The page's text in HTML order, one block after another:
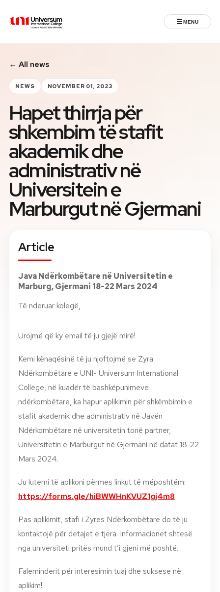
Universum University ☰MENU
MENU
Home
Admissions
Programs
Student Life
International
Powered by ASU
About
Contact
LANGUAGE
SIGN IN
UMS Staff
LMS Canvas
← All news
NEWS NOVEMBER 01, 2023
Hapet thirrja për
shkembim të stafit
akademik dhe
administrativ në
Universitein e
Marburgut në Gjermani
Article
Java Ndërkombëtare në Universitetin e
Marburg, Gjermani 18-22 Mars 2024
Të nderuar kolegë,
Urojmë që ky email të ju gjejë mirë!
Kemi kënaqësinë të ju njoftojmë se Zyra
Ndërkombëtare e UNI- Universum International
College, në kuadër të bashkëpunimeve
ndërkombëtare, ka hapur aplikimin për shkëmbimin e
stafit akademik dhe administrativ në Javën
Ndërkombëtare në universitetin tonë partner,
Universitetin e Marburgut në Gjermani në datat 18-22
Mars 2024.
Ju lutemi të aplikoni përmes linkut të mëposhtëm:
https://forms.gle/hiBWWHnKVUZ1gj4m8
Pas aplikimit, stafi i Zyres Ndërkombëtare do të ju
kontaktojë për detajet e tjera. Informacionet shtesë
nga universiteti pritës mund t’i gjeni më poshtë.
Faleminderit për interesimin tuaj dhe suksese në
aplikim!